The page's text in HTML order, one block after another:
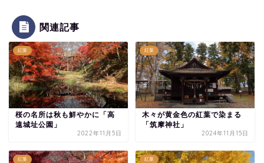
関連記事
紅葉
桜の名所は秋も鮮やかに「高
遠城址公園」
2022年11月5日
紅葉
木々が黄金色の紅葉で染まる
「筑摩神社」
2024年11月15日
紅葉 紅葉